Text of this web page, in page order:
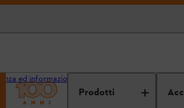
Prodotti
ed informazioni